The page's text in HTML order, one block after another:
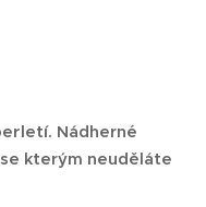
Nádherné
kterým neuděláte